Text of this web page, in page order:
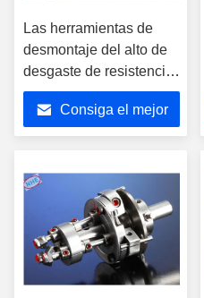
Las herramientas de
desmontaje del alto de
desgaste de resistencia
de bobina alambre de la
devanadera el
pelacables Blades
Consiga el mejor